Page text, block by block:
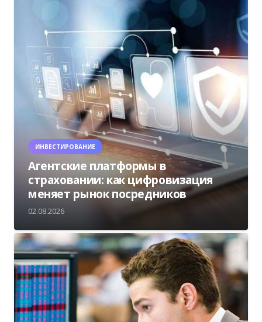
ИНВЕСТИРОВАНИЕ
Агентские платформы в
страховании: как цифровизация
меняет рынок посредников
02.08.2026